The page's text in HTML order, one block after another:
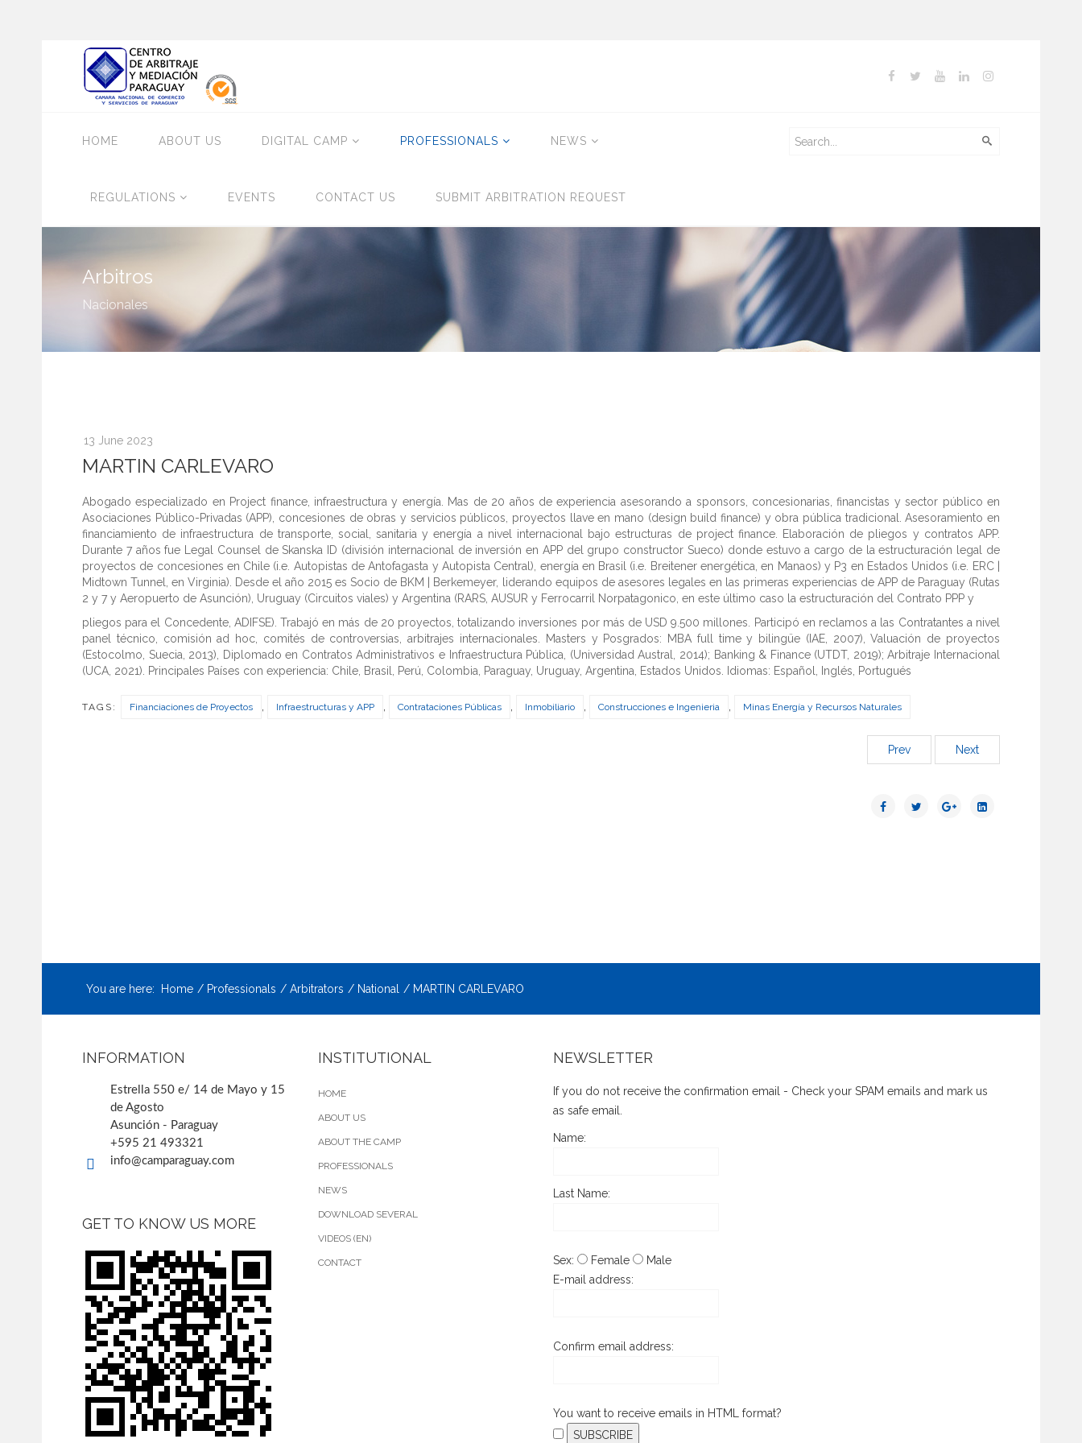
HOME ABOUT US DIGITAL CAMP PROFESSIONALS NEWS
REGULATIONS EVENTS CONTACT US SUBMIT ARBITRATION REQUEST
Arbitros
Nacionales
13 June 2023
MARTIN CARLEVARO
Abogado especializado en Project finance, infraestructura y energía. Mas de 20 años de experiencia asesorando a sponsors, concesionarias, financistas y sector público en
Asociaciones Público-Privadas (APP), concesiones de obras y servicios públicos, proyectos llave en mano (design build finance) y obra pública tradicional. Asesoramiento en
financiamiento de infraestructura de transporte, social, sanitaria y energía a nivel internacional bajo estructuras de project finance. Elaboración de pliegos y contratos APP.
Durante 7 años fue Legal Counsel de Skanska ID (división internacional de inversión en APP del grupo constructor Sueco) donde estuvo a cargo de la estructuración legal de
proyectos de concesiones en Chile (i.e. Autopistas de Antofagasta y Autopista Central), energía en Brasil (i.e. Breitener energética, en Manaos) y P3 en Estados Unidos (i.e. ERC |
Midtown Tunnel, en Virginia). Desde el año 2015 es Socio de BKM | Berkemeyer, liderando equipos de asesores legales en las primeras experiencias de APP de Paraguay (Rutas
2 y 7 y Aeropuerto de Asunción), Uruguay (Circuitos viales) y Argentina (RARS, AUSUR y Ferrocarril Norpatagonico, en este último caso la estructuración del Contrato PPP y
pliegos para el Concedente, ADIFSE). Trabajó en más de 20 proyectos, totalizando inversiones por más de USD 9.500 millones. Participó en reclamos a las Contratantes a nivel
panel técnico, comisión ad hoc, comités de controversias, arbitrajes internacionales. Masters y Posgrados: MBA full time y bilingüe (IAE, 2007), Valuación de proyectos
(Estocolmo, Suecia, 2013), Diplomado en Contratos Administrativos e Infraestructura Pública, (Universidad Austral, 2014); Banking & Finance (UTDT, 2019); Arbitraje Internacional
(UCA, 2021). Principales Países con experiencia: Chile, Brasil, Perú, Colombia, Paraguay, Uruguay, Argentina, Estados Unidos. Idiomas: Español, Inglés, Portugués
TAGS: Financiaciones de Proyectos Infraestructuras y APP Contrataciones Públicas Inmobiliario Construcciones e Ingenieria Minas Energía y Recursos Naturales
Prev Next
You are here: Home Professionals Arbitrators National MARTIN CARLEVARO
INFORMATION
Estrella 550 e/ 14 de Mayo y 15
de Agosto
Asunción - Paraguay
+595 21 493321
info@camparaguay.com
GET TO KNOW US MORE
INSTITUTIONAL
HOME
ABOUT US
ABOUT THE CAMP
PROFESSIONALS
NEWS
DOWNLOAD SEVERAL
VIDEOS (EN)
CONTACT
NEWSLETTER
If you do not receive the confirmation email - Check your SPAM emails and mark us
as safe email.
Name:
Last Name:
Sex: Female
Male
E-mail address:
Confirm email address:
You want to receive emails in HTML format?